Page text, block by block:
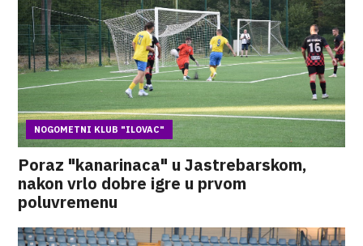
NOGOMETNI KLUB "ILOVAC"
Poraz "kanarinaca" u Jastrebarskom,
nakon vrlo dobre igre u prvom
poluvremenu